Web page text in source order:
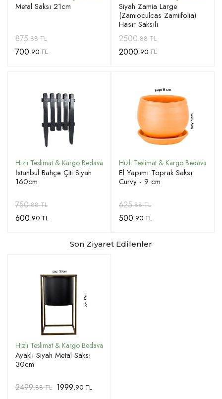
Metal Saksı 21cm
875.88 TL
700.90 TL
Siyah Zamia Large
(Zamioculcas Zamiifolia)
Hasır Saksılı
2500.88 TL
2000.90 TL
İstanbul Bahçe Çiti Siyah
160cm
750.88 TL
600.90 TL
El Yapımı Toprak Saksı
Curvy - 9 cm
625.88 TL
500.90 TL
Son Ziyaret Edilenler
Ayaklı Siyah Metal Saksı
30cm
2499,88 TL 1999,90 TL